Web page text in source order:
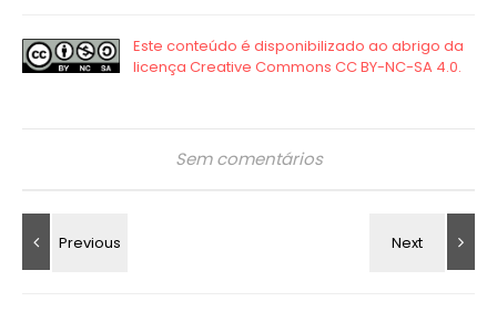
Sem comentários